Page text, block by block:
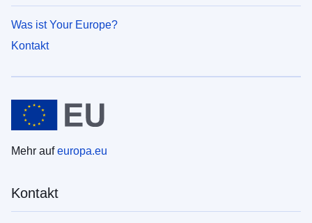
Was ist Your Europe?
Kontakt
Mehr aufeuropa.eu
Kontakt